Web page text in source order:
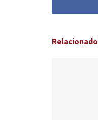
Relacionado